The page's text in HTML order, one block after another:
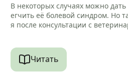
В некоторых случаях можно
егчить её болевой синдром. Но
я после консультации с
Читать